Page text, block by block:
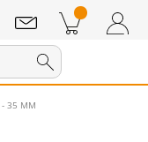
- 35 MM